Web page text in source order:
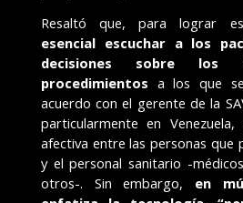
Resaltó que, para lograr
esencial escuchar a los
decisiones sobre los
procedimientos a los que
acuerdo con el gerente de la
particularmente en
afectiva entre las personas que
y el personal sanitario -
otros-. Sin embargo, en